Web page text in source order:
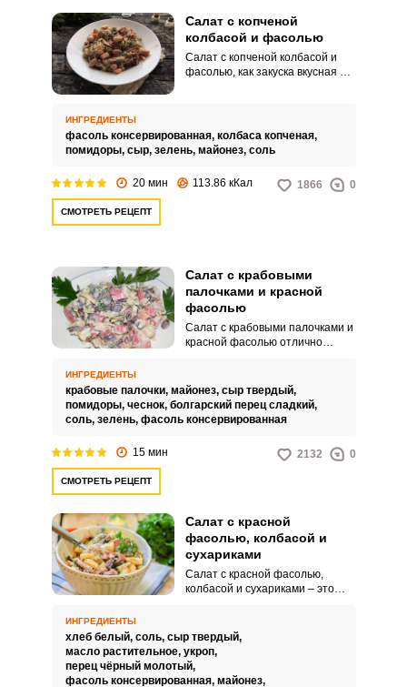
Салат с копченой
колбасой и фасолью
Салат с копченой колбасой и
фасолью, как закуска вкусная и
В этом рецепте дополним такой
салат помидорами с сыром и
зеленью.
ИНГРЕДИЕНТЫ
фасоль консервированная, колбаса копченая,
помидоры, сыр, зелень, майонез, соль
20 мин 113.86 кКал 1866 0
СМОТРЕТЬ РЕЦЕПТ
Салат с крабовыми
палочками и красной
фасолью
Салат с крабовыми палочками и
красной фасолью отлично
получается нежным, немного
соленым, немного сладким
благодаря овощам.
ИНГРЕДИЕНТЫ
крабовые палочки, майонез, сыр твердый,
помидоры, чеснок, болгарский перец сладкий,
соль, зелень, фасоль консервированная
15 мин 2132 0
СМОТРЕТЬ РЕЦЕПТ
Салат с красной
фасолью, колбасой и
сухариками
Салат с красной фасолью,
колбасой и сухариками – это
оригинальным вкусом. Часто
такой салат готовят для мужских
посиделках за бокалом пива.
ИНГРЕДИЕНТЫ
хлеб белый, соль, сыр твердый,
масло растительное, укроп,
перец чёрный молотый,
фасоль консервированная, майонез,